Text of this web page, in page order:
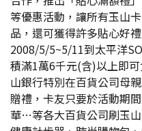
等優惠活動，讓所有玉山
品，還可獲得許多貼心好禮
2008/5/5~5/11到太平洋
積滿1萬6千元(含)以上即
山銀行特別在百貨公司母
贈禮，卡友只要於活動期
華…等各大百貨公司刷玉